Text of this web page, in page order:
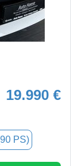
19.990 €
PS)